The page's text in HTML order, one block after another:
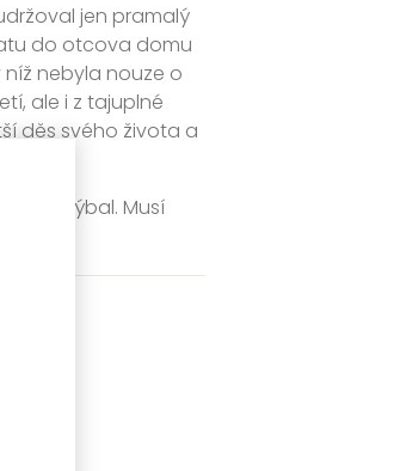
jen pramalý
do otcova domu
nebyla nouze o
ale i z tajuplné
děs svého života a
vyhýbal. Musí
je.